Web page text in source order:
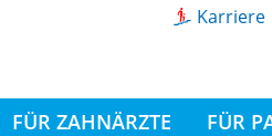
Karriere
FÜR ZAHNÄRZTE FÜR